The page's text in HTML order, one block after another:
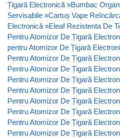
Țigară Electronică »Bumbac
Servisabile »Cartuș Vape
Electronică »Eleaf Rezistenta De
Pentru Atomizor De Țigară
pentru Atomizor De Țigară
Pentru Atomizor De Țigară
Pentru Atomizor De Țigară
Pentru Atomizor De Țigară
Pentru Atomizor De Țigară
Pentru Atomizor De Țigară
Pentru Atomizor De Țigară
Pentru Atomizor De Țigară
Pentru Atomizor De Țigară